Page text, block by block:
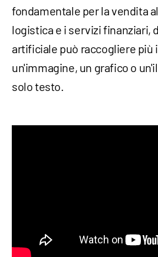
fondamentale per la vendita
logistica e i servizi finanziari,
artificiale può raccogliere più
un'immagine, un grafico o
solo testo.